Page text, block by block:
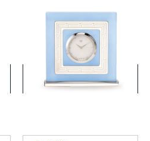
インタグリオ ネオ クロック
(税込)
詳細を見る